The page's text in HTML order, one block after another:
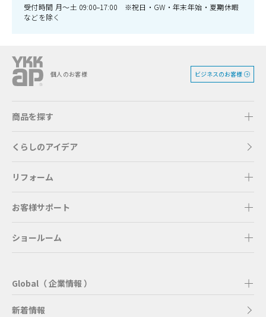
受付時間 月〜土 09:00–17:00 ※祝日・GW・年末年始・夏期休暇
などを除く
個人のお客様 ビジネスのお客様
商品を探す
くらしのアイデア
リフォーム
お客様サポート
ショールーム
Global（ 企業情報 ）
新着情報